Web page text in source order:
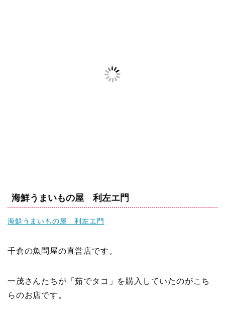
海鮮うまいもの屋 利左エ門
海鮮うまいもの屋 利左エ門
千倉の魚問屋の直営店です。
一茂さんたちが「茹でタコ」を購入していたのがこち
らのお店です。